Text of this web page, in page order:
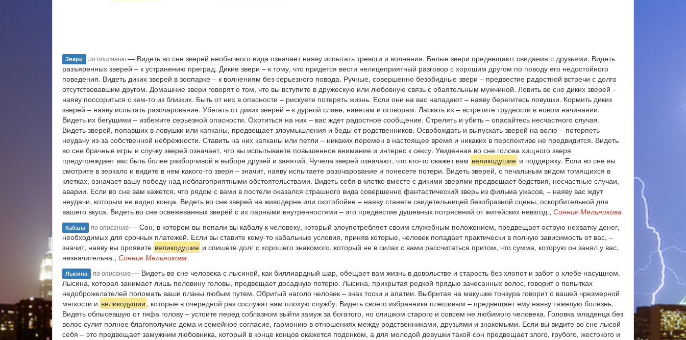
Звери по описанию— Видеть во сне зверей необычного вида означает наяву испытать тревоги и волнения. Белые звери предвещают свидания с друзьями. Видеть
разъяренных зверей – к устранению преград. Дикие звери – к тому, что придется вести нелицеприятный разговор с хорошим другом по поводу его недостойного
поведения. Видеть диких зверей в зоопарке – к волнениям без серьезного повода. Ручные, совершенно безобидные звери – предвестие радостной встречи с долго
отсутствовавшим другом. Домашние звери говорят о том, что вы вступите в дружескую или любовную связь с обаятельным мужчиной. Ловить во сне диких зверей –
наяву поссориться с кем-то из близких. Быть от них в опасности – рискуете потерять жизнь. Если они на вас нападают – наяву берегитесь ловушки. Кормить диких
зверей – наяву испытать разочарование. Убегать от диких зверей – к дурной славе, наветам и оговорам. Ласкать их – встретите трудности в новом начинании.
Видеть их бегущими – избежите серьезной опасности. Охотиться на них – вас ждет радостное сообщение. Стрелять и убить – опасайтесь несчастного случая.
Видеть зверей, попавших в ловушки или капканы, предвещает злоумышления и беды от родственников. Освобождать и выпускать зверей на волю – потерпеть
неудачу из-за собственной небрежности. Ставить на них капканы или петли – никаких перемен в настоящее время и никаких в перспективе не предвидится. Видеть
во сне брачные игры и случку зверей означает, что вы испытываете повышенное внимание и интерес к сексу. Увиденная во сне голова хищного зверя
предупреждает вас быть более разборчивой в выборе друзей и занятий. Чучела зверей означают, что кто-то окажет вам великодушие и поддержку. Если во сне вы
смотрите в зеркало и видите в нем какого-то зверя – значит, наяву испытаете разочарование и понесете потери. Видеть зверей, с печальным видом томящихся в
клетках, означает вашу победу над неблагоприятными обстоятельствами. Видеть себя в клетке вместе с дикими зверями предвещает бедствия, несчастные случаи,
аварии. Если во сне вам кажется, что рядом с вами в постели оказался страшного вида совершенно фантастический зверь из фильма ужасов, – наяву вас ждут
неудачи, которым не видно конца. Видеть во сне зверей на живодерне или скотобойне – наяву станете свидетельницей безобразной сцены, оскорбительной для
вашего вкуса. Видеть во сне освежеванных зверей с их парными внутренностями – это предвестие душевных потрясений от житейских невзгод., Сонник Мельникова
Кабала по описанию— Сон, в котором вы попали вы кабалу к человеку, который злоупотребляет своим служебным положением, предвещает острую нехватку денег,
необходимых для срочных платежей. Если вы ставите кому-то кабальные условия, приняв которые, человек попадает практически в полную зависимость от вас, –
значит, наяву вы проявите великодушие и спишете долг с хорошего знакомого, который не в силах с вами рассчитаться притом, что сумма, которую он занял у вас,
незначительна., Сонник Мельникова
Лысина по описанию— Видеть во сне человека с лысиной, как биллиардный шар, обещает вам жизнь в довольстве и старость без хлопот и забот о хлебе насущном.
Лысина, которая занимает лишь половину головы, предвещает досадную потерю. Лысина, прикрытая редкой прядью зачесанных волос, говорит о попытках
недоброжелателей поломать ваши планы любым путем. Обритый наголо человек – знак тоски и апатии. Выбритая на макушке тонзура говорит о вашей чрезмерной
мягкости и великодушии , которые в очередной раз сослужат вам плохую службу. Видеть своего избранника плешивым – предвещает ему наяву тяжелую болезнь.
Видеть облысевшую от тифа голову – устоите перед соблазном выйти замуж за богатого, но слишком старого и совсем не любимого человека. Головка младенца без
волос сулит полное благополучие дома и семейное согласие, гармонию в отношениях между родственниками, друзьями и знакомыми. Если вы видите во сне лысой
себя – это предвещает замужним любовника, который в конце концов окажется подонком, а для молодой девушки такой сон предвещает злого, грубого, жестокого и